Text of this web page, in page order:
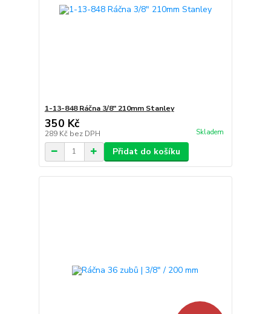
1-13-848 Ráčna 3/8" 210mm Stanley
350 Kč
289 Kč bez DPH Skladem
Přidat do košíku